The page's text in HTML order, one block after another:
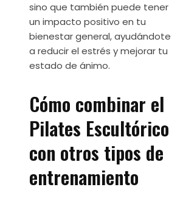
sino que también puede tener
un impacto positivo en tu
bienestar general, ayudándote
a reducir el estrés y mejorar tu
estado de ánimo.
Cómo combinar el
Pilates Escultórico
con otros tipos de
entrenamiento